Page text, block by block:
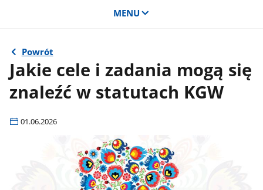
MENU
Powrót
Jakie cele i zadania mogą się
znaleźć w statutach KGW
01.06.2026